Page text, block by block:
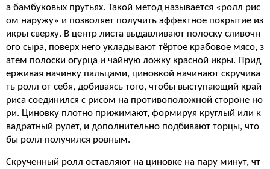
а бамбуковых прутьях. Такой метод называется «ролл рис
ом наружу» и позволяет получить эффектное покрытие из
икры сверху. В центр листа выдавливают полоску сливочн
ого сыра, поверх него укладывают тёртое крабовое мясо, з
атем полоски огурца и чайную ложку красной икры. Прид
ерживая начинку пальцами, циновкой начинают скручива
ть ролл от себя, добиваясь того, чтобы выступающий край
риса соединился с рисом на противоположной стороне но
ри. Циновку плотно прижимают, формируя круглый или к
вадратный рулет, и дополнительно подбивают торцы, что
бы ролл получился ровным.
Скрученный ролл оставляют на циновке на пару минут, чт